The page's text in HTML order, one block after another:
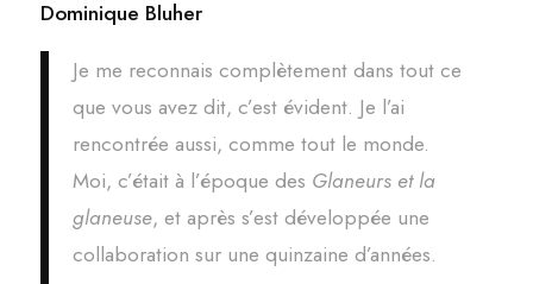
Dominique Bluher
Je me reconnais complètement dans tout ce
que vous avez dit, c’est évident. Je l’ai
rencontrée aussi, comme tout le monde.
Moi, c’était à l’époque des Glaneurs et la
glaneuse, et après s’est développée une
collaboration sur une quinzaine d’années.